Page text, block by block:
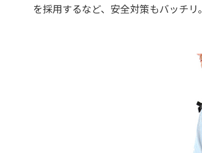
を採用するなど、安全対策もバッチリ。